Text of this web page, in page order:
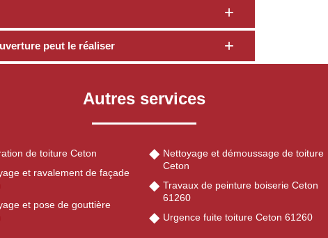
peut le réaliser
Autres services
de toiture Ceton
et ravalement de façade
et pose de gouttière
Nettoyage et démoussage de toiture
Ceton
Travaux de peinture boiserie Ceton
61260
Urgence fuite toiture Ceton 61260